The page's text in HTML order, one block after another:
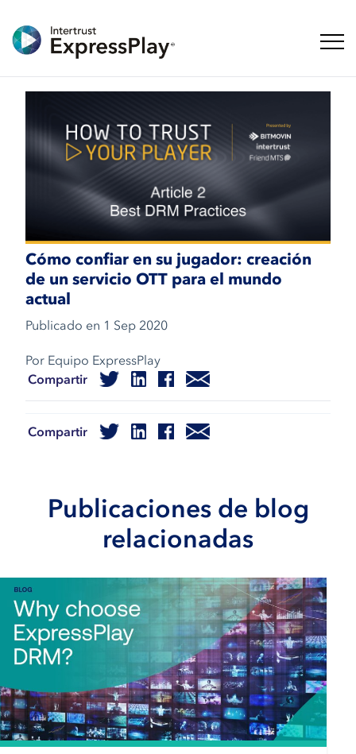
Cómo confiar en su jugador: creación
de un servicio OTT para el mundo
actual
Publicado en 1 Sep 2020
Por Equipo ExpressPlay
Compartir
Compartir
Publicaciones de blog
relacionadas